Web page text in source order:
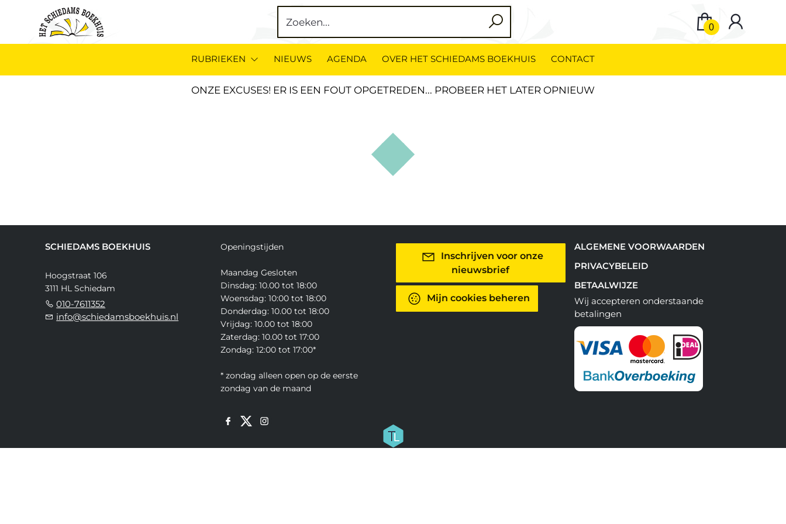
0
RUBRIEKEN NIEUWS AGENDA OVER HET SCHIEDAMS BOEKHUIS CONTACT
ONZE EXCUSES! ER IS EEN FOUT OPGETREDEN... PROBEER HET LATER OPNIEUW
SCHIEDAMS BOEKHUIS
Hoogstraat 106
3111 HL Schiedam
010-7611352
info@schiedamsboekhuis.nl
Openingstijden
Maandag Gesloten
Dinsdag: 10.00 tot 18:00
Woensdag: 10:00 tot 18:00
Donderdag: 10.00 tot 18:00
Vrijdag: 10.00 tot 18:00
Zaterdag: 10.00 tot 17:00
Zondag: 12:00 tot 17:00*
* zondag alleen open op de eerste
zondag van de maand
Inschrijven voor onze
nieuwsbrief
Mijn cookies beheren
ALGEMENE VOORWAARDEN
PRIVACYBELEID
BETAALWIJZE
Wij accepteren onderstaande
betalingen